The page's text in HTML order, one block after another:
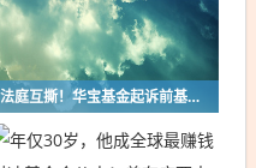
法庭互撕！华宝基金起诉前基金经理陈龙